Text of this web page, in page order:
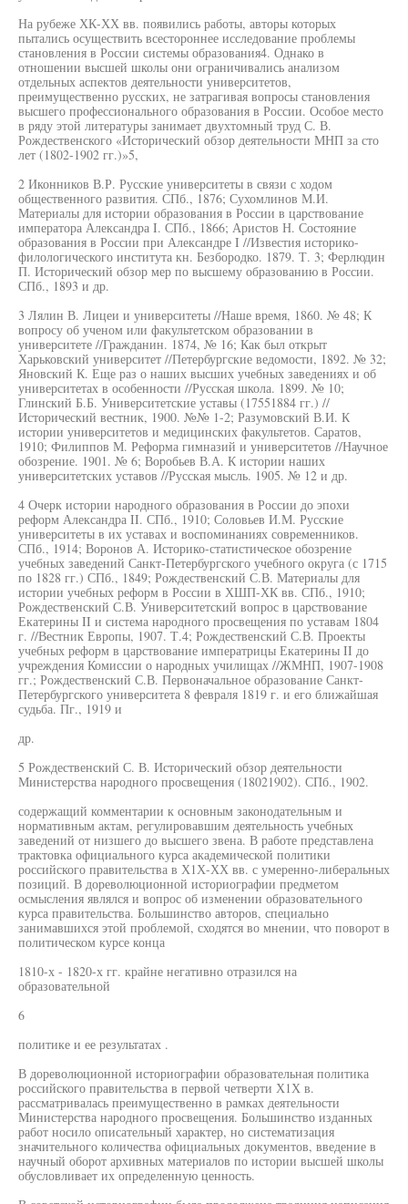
На рубеже ХК-ХХ вв. появились работы, авторы которых
пытались осуществить всестороннее исследование проблемы
становления в России системы образования4. Однако в
отношении высшей школы они ограничивались анализом
отдельных аспектов деятельности университетов,
преимущественно русских, не затрагивая вопросы становления
высшего профессионального образования в России. Особое место
в ряду этой литературы занимает двухтомный труд С. В.
Рождественского «Исторический обзор деятельности МНП за сто
лет (1802-1902 гг.)»5,
2 Иконников В.Р. Русские университеты в связи с ходом
общественного развития. СПб., 1876; Сухомлинов М.И.
Материалы для истории образования в России в царствование
императора Александра I. СПб., 1866; Аристов Н. Состояние
образования в России при Александре I //Известия историко-
филологического института кн. Безбородко. 1879. Т. 3; Ферлюдин
П. Исторический обзор мер по высшему образованию в России.
СПб., 1893 и др.
3 Лялин В. Лицеи и университеты //Наше время, 1860. № 48; К
вопросу об ученом или факультетском образовании в
университете //Гражданин. 1874, № 16; Как был открыт
Харьковский университет //Петербургские ведомости, 1892. № 32;
Яновский К. Еще раз о наших высших учебных заведениях и об
университетах в особенности //Русская школа. 1899. № 10;
Глинский Б.Б. Университетские уставы (17551884 гг.) //
Исторический вестник, 1900. №№ 1-2; Разумовский В.И. К
истории университетов и медицинских факультетов. Саратов,
1910; Филиппов М. Реформа гимназий и университетов //Научное
обозрение. 1901. № 6; Воробьев В.А. К истории наших
университетских уставов //Русская мысль. 1905. № 12 и др.
4 Очерк истории народного образования в России до эпохи
реформ Александра II. СПб., 1910; Соловьев И.М. Русские
университеты в их уставах и воспоминаниях современников.
СПб., 1914; Воронов А. Историко-статистическое обозрение
учебных заведений Санкт-Петербургского учебного округа (с 1715
по 1828 гг.) СПб., 1849; Рождественский С.В. Материалы для
истории учебных реформ в России в ХШП-ХК вв. СПб., 1910;
Рождественский С.В. Университетский вопрос в царствование
Екатерины II и система народного просвещения по уставам 1804
г. //Вестник Европы, 1907. Т.4; Рождественский С.В. Проекты
учебных реформ в царствование императрицы Екатерины II до
учреждения Комиссии о народных училищах //ЖМНП, 1907-1908
гг.; Рождественский С.В. Первоначальное образование Санкт-
Петербургского университета 8 февраля 1819 г. и его ближайшая
судьба. Пг., 1919 и
др.
5 Рождественский С. В. Исторический обзор деятельности
Министерства народного просвещения (18021902). СПб., 1902.
содержащий комментарии к основным законодательным и
нормативным актам, регулировавшим деятельность учебных
заведений от низшего до высшего звена. В работе представлена
трактовка официального курса академической политики
российского правительства в Х1Х-ХХ вв. с умеренно-либеральных
позиций. В дореволюционной историографии предметом
осмысления являлся и вопрос об изменении образовательного
курса правительства. Большинство авторов, специально
занимавшихся этой проблемой, сходятся во мнении, что поворот в
политическом курсе конца
1810-х - 1820-х гг. крайне негативно отразился на
образовательной
6
политике и ее результатах .
В дореволюционной историографии образовательная политика
российского правительства в первой четверти Х1Х в.
рассматривалась преимущественно в рамках деятельности
Министерства народного просвещения. Большинство изданных
работ носило описательный характер, но систематизация
значительного количества официальных документов, введение в
научный оборот архивных материалов по истории высшей школы
обусловливает их определенную ценность.